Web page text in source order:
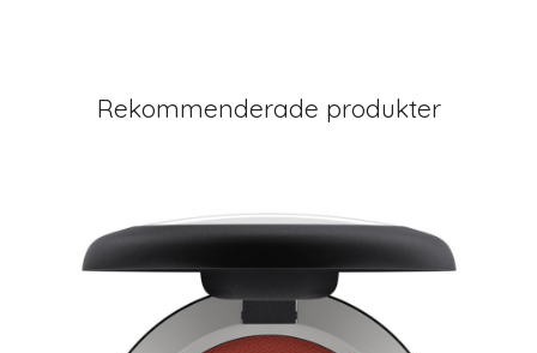
Rekommenderade produkter